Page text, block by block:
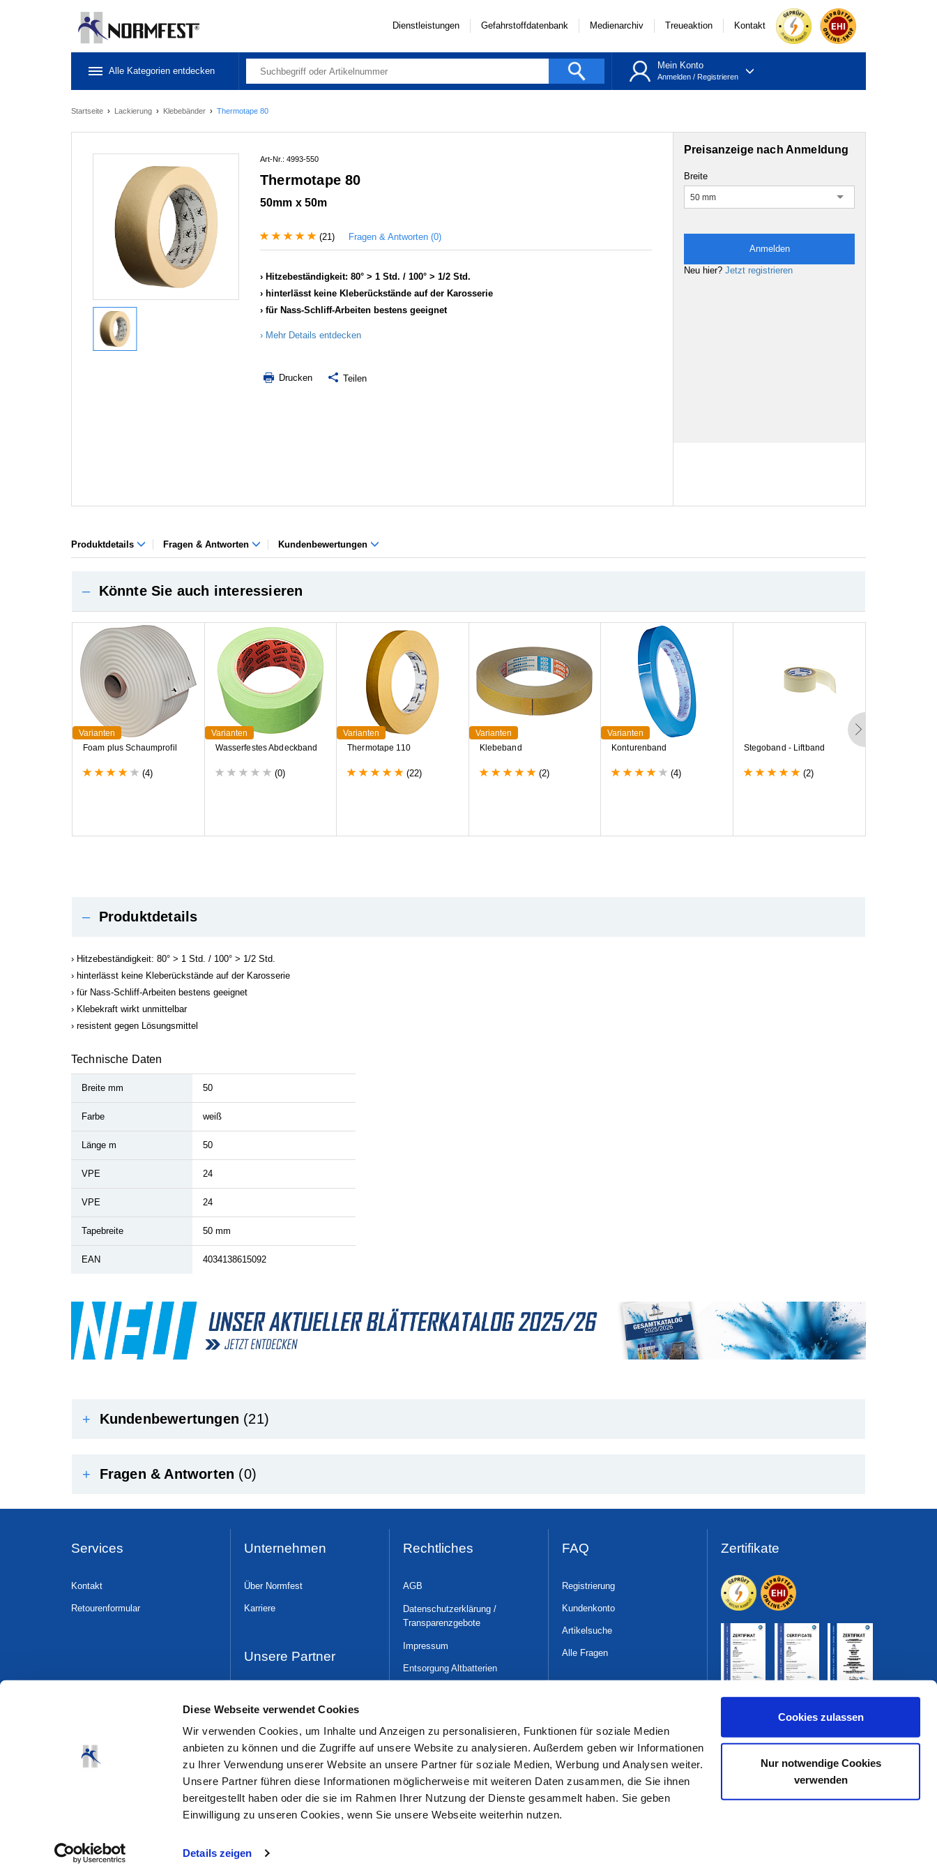
Diese Webseite verwendet Cookies
Wir verwenden Cookies, um Inhalte und Anzeigen zu personalisieren, Funktionen für soziale Medien
anbieten zu können und die Zugriffe auf unsere Website zu analysieren. Außerdem geben wir Informationen
zu Ihrer Verwendung unserer Website an unsere Partner für soziale Medien, Werbung und Analysen weiter.
Unsere Partner führen diese Informationen möglicherweise mit weiteren Daten zusammen, die Sie ihnen
bereitgestellt haben oder die sie im Rahmen Ihrer Nutzung der Dienste gesammelt haben. Sie geben
Einwilligung zu unseren Cookies, wenn Sie unsere Webseite weiterhin nutzen.
Details zeigen
Cookies zulassen
Nur notwendige Cookies
verwenden
Dienstleistungen Gefahrstoffdatenbank Medienarchiv Treueaktion Kontakt
Alle Kategorien entdecken
Mein Konto
Anmelden / Registrieren
Startseite › Lackierung › Klebebänder › Thermotape 80
Art-Nr.: 4993-550
Thermotape 80
50mm x 50m
(21) Fragen & Antworten (0)
Hitzebeständigkeit: 80° > 1 Std. / 100° > 1/2 Std.
hinterlässt keine Kleberückstände auf der Karosserie
für Nass-Schliff-Arbeiten bestens geeignet
Mehr Details entdecken
Drucken Teilen
Preisanzeige nach Anmeldung
Breite
50 mm
Anmelden
Neu hier? Jetzt registrieren
Produktdetails Fragen & Antworten Kundenbewertungen
– Könnte Sie auch interessieren
Varianten
Foam pl us Schaumprofi
(4)
Varianten
WasserfestesAbd eckband
(0)
Varianten
Thermotape 110
(22)
Varianten
Kl ebeband
(2)
Varianten
Konturenband
(4)
Stegoband - Liftband
(2)
– Produktdetails
Hitzebeständigkeit: 80° > 1 Std. / 100° > 1/2 Std.
hinterlässt keine Kleberückstände auf der Karosserie
für Nass-Schliff-Arbeiten bestens geeignet
Klebekraft wirkt unmittelbar
resistent gegen Lösungsmittel
Technische Daten
Breite mm 50
Farbe weiß
Länge m 50
VPE 24
VPE 24
Tapebreite 50 mm
EAN 4034138615092
+ Kundenbewertungen (21)
+ Fragen & Antworten (0)
Services
Kontakt
Retourenformular
Unternehmen
Über Normfest
Karriere
Unsere Partner
Rechtliches
AGB
Datenschutzerklärung /
Transparenzgebote
Impressum
Entsorgung Altbatterien
Gender-Hinweis
FAQ
Registrierung
Kundenkonto
Artikelsuche
Alle Fragen
Zertifikate
© 2026 Normfest GmbH Siemensstr. 23 42551 Velbert